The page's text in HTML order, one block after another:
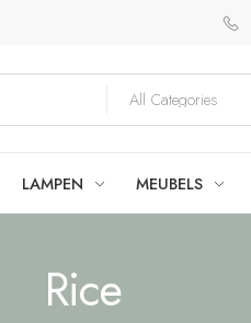
LAMPEN MEUBELS
Rice